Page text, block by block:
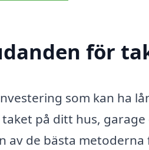
för
som kan ha
på ditt hus,
av de bästa